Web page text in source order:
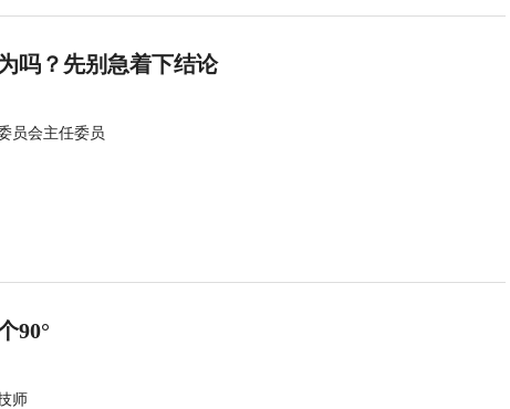
吗？先别急着下结论
员会主任委员
90°
师